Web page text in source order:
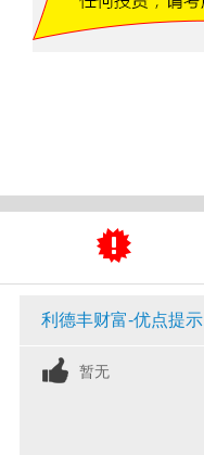
利德丰财富-优点提示
暂无